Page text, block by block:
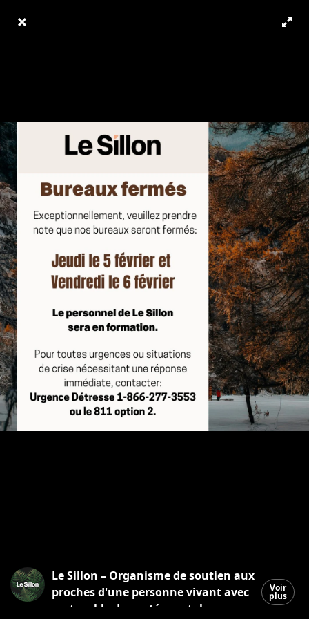
Le Sillon – Organisme de soutien aux
proches d'une personne vivant avec
un trouble de santé mentale.
Voir
plus